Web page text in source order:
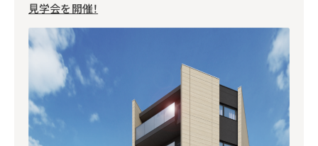
見学会を開催！